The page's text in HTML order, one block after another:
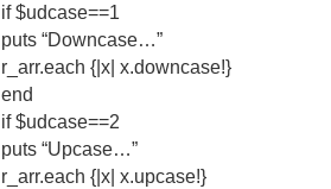
if $udcase==1
puts “Downcase…”
r_arr.each {|x| x.downcase!}
end
if $udcase==2
puts “Upcase…”
r_arr.each {|x| x.upcase!}